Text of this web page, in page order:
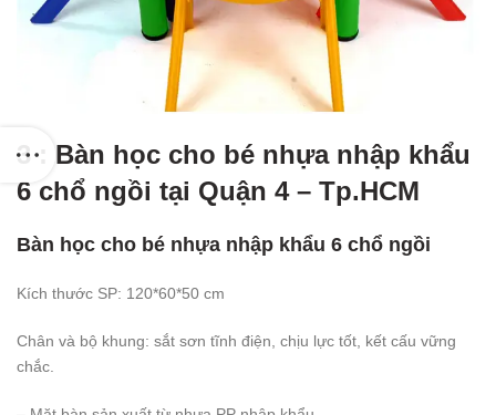
3 : Bàn học cho bé nhựa nhập khẩu
6 chổ ngồi tại Quận 4 – Tp.HCM
Bàn học cho bé nhựa nhập khẩu 6 chổ ngồi
Kích thước SP: 120*60*50 cm
Chân và bộ khung: sắt sơn tĩnh điện, chịu lực tốt, kết cấu vững
chắc.